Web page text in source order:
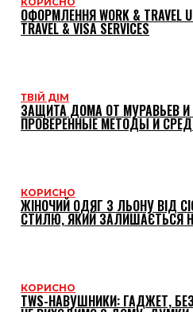
ОФОРМЛЕННЯ WORK & TRAVEL
TRAVEL & VISA SERVICES
ТВІЙ ДІМ
ЗАЩИТА ДОМА ОТ МУРАВЬЕВ И
ПРОВЕРЕННЫЕ МЕТОДЫ И
КОРИСНО
ЖІНОЧИЙ ОДЯГ З ЛЬОНУ ВІД
СТИЛЮ, ЯКИЙ ЗАЛИШАЄТЬСЯ
КОРИСНО
TWS-НАВУШНИКИ: ГАДЖЕТ,